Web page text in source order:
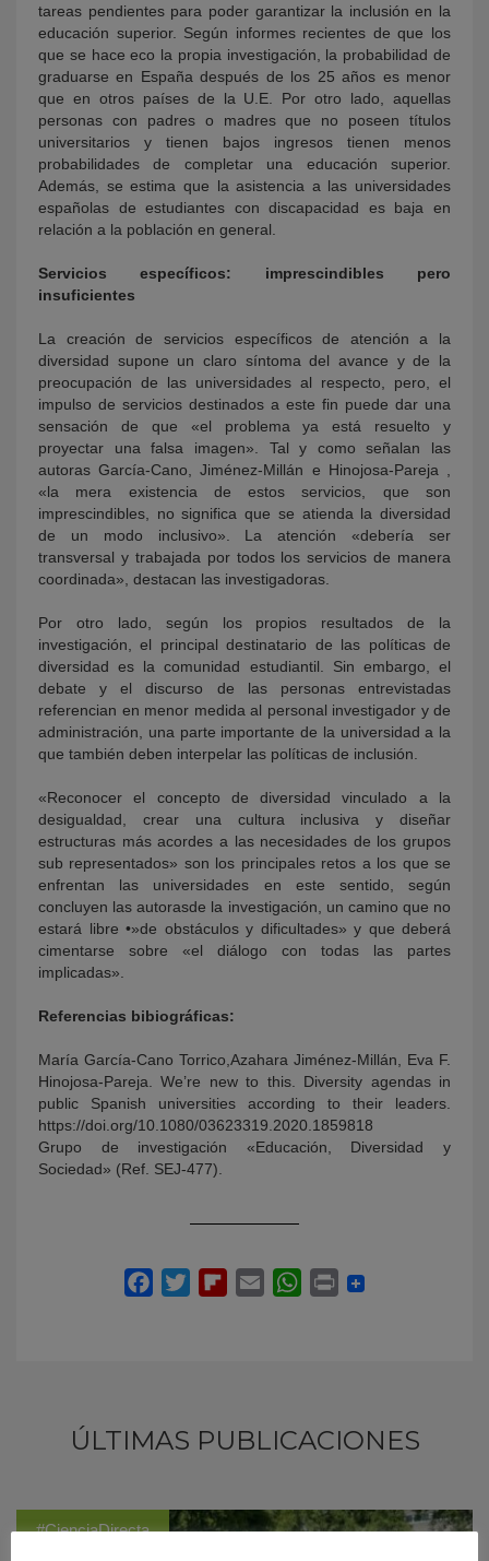
tareas pendientes para poder garantizar la inclusión en la
educación superior. Según informes recientes de que los
que se hace eco la propia investigación, la probabilidad de
graduarse en España después de los 25 años es menor
que en otros países de la U.E. Por otro lado, aquellas
personas con padres o madres que no poseen títulos
universitarios y tienen bajos ingresos tienen menos
probabilidades de completar una educación superior.
Además, se estima que la asistencia a las universidades
españolas de estudiantes con discapacidad es baja en
relación a la población en general.
Servicios específicos: imprescindibles pero
insuficientes
La creación de servicios específicos de atención a la
diversidad supone un claro síntoma del avance y de la
preocupación de las universidades al respecto, pero, el
impulso de servicios destinados a este fin puede dar una
sensación de que «el problema ya está resuelto y
proyectar una falsa imagen». Tal y como señalan las
autoras García-Cano, Jiménez-Millán e Hinojosa-Pareja ,
«la mera existencia de estos servicios, que son
imprescindibles, no significa que se atienda la diversidad
de un modo inclusivo». La atención «debería ser
transversal y trabajada por todos los servicios de manera
coordinada», destacan las investigadoras.
Por otro lado, según los propios resultados de la
investigación, el principal destinatario de las políticas de
diversidad es la comunidad estudiantil. Sin embargo, el
debate y el discurso de las personas entrevistadas
referencian en menor medida al personal investigador y de
administración, una parte importante de la universidad a la
que también deben interpelar las políticas de inclusión.
«Reconocer el concepto de diversidad vinculado a la
desigualdad, crear una cultura inclusiva y diseñar
estructuras más acordes a las necesidades de los grupos
sub representados» son los principales retos a los que se
enfrentan las universidades en este sentido, según
concluyen las autorasde la investigación, un camino que no
estará libre •»de obstáculos y dificultades» y que deberá
cimentarse sobre «el diálogo con todas las partes
implicadas».
Referencias bibiográficas:
María García-Cano Torrico,Azahara Jiménez-Millán, Eva F.
Hinojosa-Pareja. We’re new to this. Diversity agendas in
public Spanish universities according to their leaders.
https://doi.org/10.1080/03623319.2020.1859818
Grupo de investigación «Educación, Diversidad y
Sociedad» (Ref. SEJ-477).
ÚLTIMAS PUBLICACIONES
#CienciaDirecta